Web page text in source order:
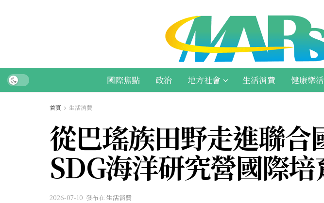
國際焦點 政治 地方社會 生活消費 健康樂活
首頁 生活消費
從巴瑤族田野走進聯合
SDG海洋研究營國際
2026-07-10 發布在生活消費